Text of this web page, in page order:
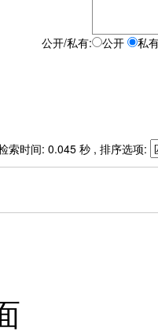
公开/私有: 公开
私
索时间: 0.045 秒 , 排序选项: